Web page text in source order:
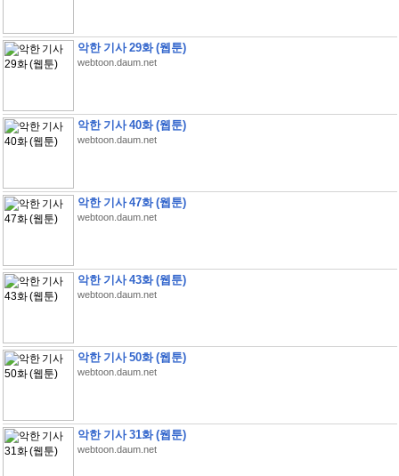
악한 기사 29화 (웹툰)
webtoon.daum.net
악한 기사 40화 (웹툰)
webtoon.daum.net
악한 기사 47화 (웹툰)
webtoon.daum.net
악한 기사 43화 (웹툰)
webtoon.daum.net
악한 기사 50화 (웹툰)
webtoon.daum.net
악한 기사 31화 (웹툰)
webtoon.daum.net